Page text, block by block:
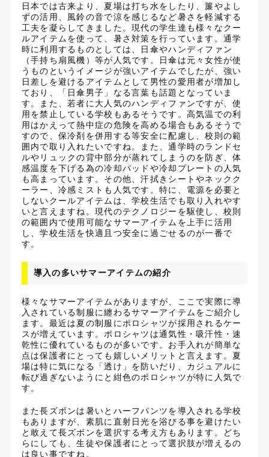
日本では古来より、夏場は打ち水をしたり、簾やよし
ずの活用、風鈴の音で涼を感じるなど暑さを軽減する
工夫を凝らしてきました。現代の学生達も様々なクー
ルアイテムを使って、暑さ対策を行っています。通学
時に利用するものとしては、日傘やハンディファン
（手持ち扇風機）等が人気です。日傘は元々女性が使
うものというイメージが強いアイテムでしたが、強い
日差しを避けるアイテムとして男性の愛用者が増加し
ており、「日傘男子」なる言葉も話題となっていま
す。また、若者に大人気のハンディファンですが、使
用を禁止している学校もあるそうです。高気温での利
用はかえって熱中症の危険を高める場合もあるそうで
すので、保冷剤を併用する等安全に配慮し、校則の範
囲内で取り入れたいですね。また、通学時のランドセ
ルやリュックの背中部分が蒸れてしまうのを防ぎ、体
感温度を下げる為の冷却パッドや冷却プレートの人気
も高まっています。その他、汗拭きシートやネックク
ーラー、冷感ミストも人気です。特に、電源を必要と
しないクールアイテムは、学校生活でも取り入れやす
いと言えますね。現代のテクノロジーを駆使し、校則
の範囲内で使用可能なサマーアイテムを上手に活用
し、学校生活を快適且つ安全に過ごせるのが一番で
す。
導入の多いサマーアイテムの紹介
様々なサマーアイテムがありますが、ここで実際に導
入されている制服に纏わるサマーアイテムをご紹介し
ます。最近は夏の制服にポロシャツが採用されるケー
スが増えています。ポロシャツは通気性・吸汗性・速
乾性に優れているものが多いです。お手入れが簡単な
点は保護者にとっても嬉しいメリットと言えます。夏
場は特に気になる「透け」を防いだり、カジュアルに
転び過ぎないようにと紺色のポロシャツが特に人気で
す。
また長ズボンは暑いとハーフパンツを導入される学校
もありますが、素肌に直射日光を浴びる事を避けたい
と敢えて長ズボンを選択する考え方もあります。どち
らにしても、生徒や保護者にとって選択肢が増えるの
は良い事ですね。